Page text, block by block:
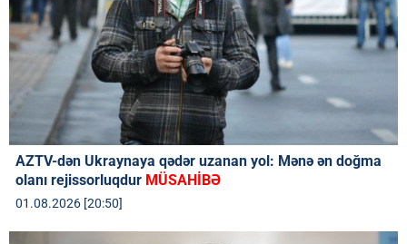
AZTV-dən Ukraynaya qədər uzanan yol: Mənə ən doğma
olanı rejissorluqdur MÜSAHİBƏ
01.08.2026 [20:50]